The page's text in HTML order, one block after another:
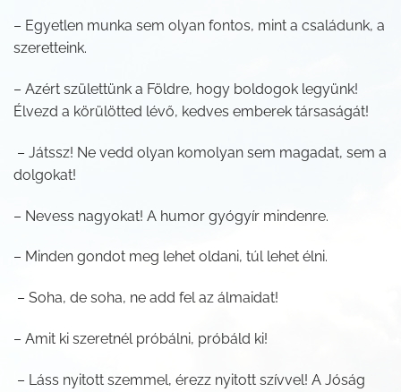
– Egyetlen munka sem olyan fontos, mint a családunk, a
szeretteink.
– Azért születtünk a Földre, hogy boldogok legyünk!
Élvezd a körülötted lévő, kedves emberek társaságát!
– Játssz! Ne vedd olyan komolyan sem magadat, sem a
dolgokat!
– Nevess nagyokat! A humor gyógyír mindenre.
– Minden gondot meg lehet oldani, túl lehet élni.
– Soha, de soha, ne add fel az álmaidat!
– Amit ki szeretnél próbálni, próbáld ki!
– Láss nyitott szemmel, érezz nyitott szívvel! A Jóság